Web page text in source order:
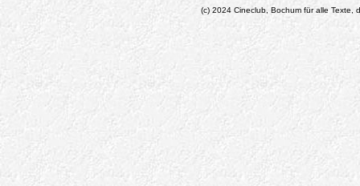
(c) 2024 Cineclub, Bochum für alle Texte,